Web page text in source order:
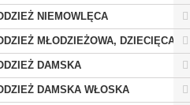
NIEMOWLĘCA
MŁODZIEŻOWA, DZIECIĘCA
DAMSKA
DAMSKA WŁOSKA